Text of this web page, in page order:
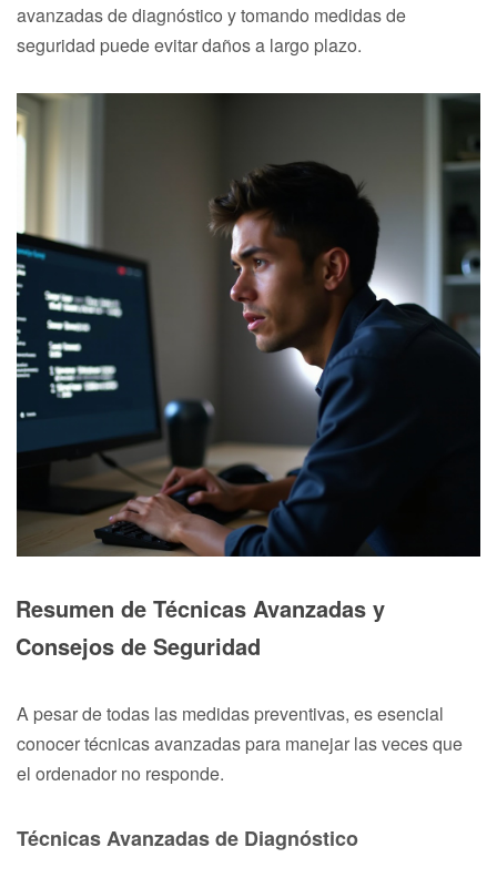
avanzadas de diagnóstico y tomando medidas de
seguridad puede evitar daños a largo plazo.
Resumen de Técnicas Avanzadas y
Consejos de Seguridad
A pesar de todas las medidas preventivas, es esencial
conocer técnicas avanzadas para manejar las veces que
el ordenador no responde.
Técnicas Avanzadas de Diagnóstico